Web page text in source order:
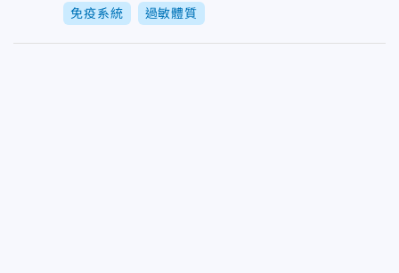
免疫系統 過敏體質